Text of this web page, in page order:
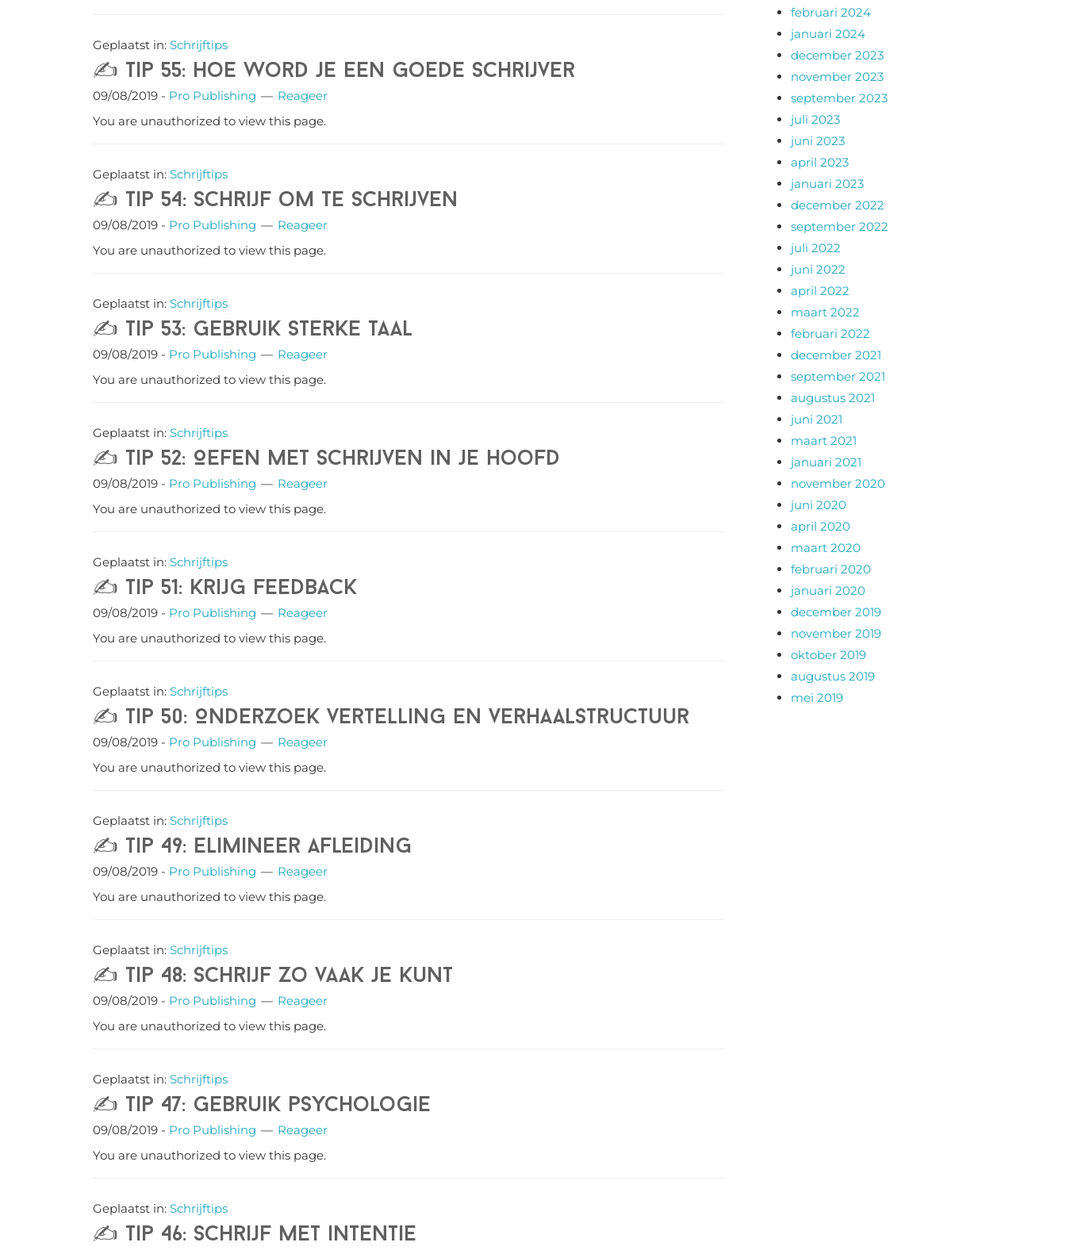
Geplaatst in: Schrijftips
✍️ Tip 55: Hoe word je een goede schrijver
09/08/2019 - Pro Publishing
Reageer
You are unauthorized to view this page.
Geplaatst in: Schrijftips
✍️ Tip 54: Schrijf om te schrijven
09/08/2019 - Pro Publishing
Reageer
You are unauthorized to view this page.
Geplaatst in: Schrijftips
✍️ Tip 53: Gebruik sterke taal
09/08/2019 - Pro Publishing
Reageer
You are unauthorized to view this page.
Geplaatst in: Schrijftips
✍️ Tip 52: Oefen met schrijven in je hoofd
09/08/2019 - Pro Publishing
Reageer
You are unauthorized to view this page.
Geplaatst in: Schrijftips
✍️ Tip 51: Krijg feedback
09/08/2019 - Pro Publishing
Reageer
You are unauthorized to view this page.
Geplaatst in: Schrijftips
✍️ Tip 50: Onderzoek vertelling en verhaalstructuur
09/08/2019 - Pro Publishing
Reageer
You are unauthorized to view this page.
Geplaatst in: Schrijftips
✍️ Tip 49: Elimineer afleiding
09/08/2019 - Pro Publishing
Reageer
You are unauthorized to view this page.
Geplaatst in: Schrijftips
✍️ Tip 48: Schrijf zo vaak je kunt
09/08/2019 - Pro Publishing
Reageer
You are unauthorized to view this page.
Geplaatst in: Schrijftips
✍️ Tip 47: Gebruik psychologie
09/08/2019 - Pro Publishing
Reageer
You are unauthorized to view this page.
Geplaatst in: Schrijftips
✍️ Tip 46: Schrijf met intentie
februari 2024
januari 2024
december 2023
november 2023
september 2023
juli 2023
juni 2023
april 2023
januari 2023
december 2022
september 2022
juli 2022
juni 2022
april 2022
maart 2022
februari 2022
december 2021
september 2021
augustus 2021
juni 2021
maart 2021
januari 2021
november 2020
juni 2020
april 2020
maart 2020
februari 2020
januari 2020
december 2019
november 2019
oktober 2019
augustus 2019
mei 2019